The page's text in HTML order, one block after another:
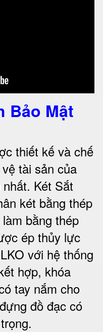
Bảo Mật
thiết kế và chế
tài sản của
Két Sắt
két bằng thép
bằng thép
ép thủy lực
với hệ thống
hợp, khóa
tay nắm cho
đồ đạc có
.